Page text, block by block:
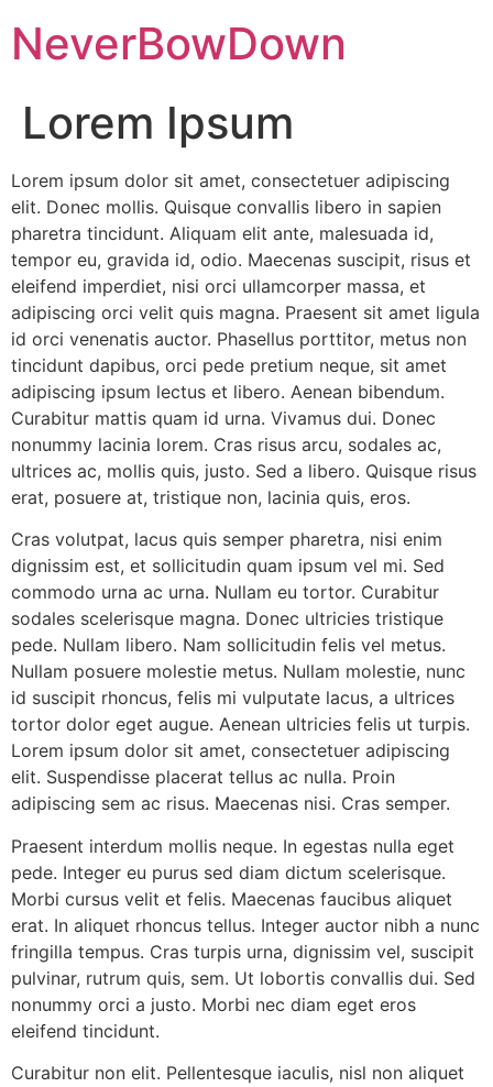
NeverBowDown
Lorem Ipsum
Lorem ipsum dolor sit amet, consectetuer adipiscing
elit. Donec mollis. Quisque convallis libero in sapien
pharetra tincidunt. Aliquam elit ante, malesuada id,
tempor eu, gravida id, odio. Maecenas suscipit, risus et
eleifend imperdiet, nisi orci ullamcorper massa, et
adipiscing orci velit quis magna. Praesent sit amet ligula
id orci venenatis auctor. Phasellus porttitor, metus non
tincidunt dapibus, orci pede pretium neque, sit amet
adipiscing ipsum lectus et libero. Aenean bibendum.
Curabitur mattis quam id urna. Vivamus dui. Donec
nonummy lacinia lorem. Cras risus arcu, sodales ac,
ultrices ac, mollis quis, justo. Sed a libero. Quisque risus
erat, posuere at, tristique non, lacinia quis, eros.
Cras volutpat, lacus quis semper pharetra, nisi enim
dignissim est, et sollicitudin quam ipsum vel mi. Sed
commodo urna ac urna. Nullam eu tortor. Curabitur
sodales scelerisque magna. Donec ultricies tristique
pede. Nullam libero. Nam sollicitudin felis vel metus.
Nullam posuere molestie metus. Nullam molestie, nunc
id suscipit rhoncus, felis mi vulputate lacus, a ultrices
tortor dolor eget augue. Aenean ultricies felis ut turpis.
Lorem ipsum dolor sit amet, consectetuer adipiscing
elit. Suspendisse placerat tellus ac nulla. Proin
adipiscing sem ac risus. Maecenas nisi. Cras semper.
Praesent interdum mollis neque. In egestas nulla eget
pede. Integer eu purus sed diam dictum scelerisque.
Morbi cursus velit et felis. Maecenas faucibus aliquet
erat. In aliquet rhoncus tellus. Integer auctor nibh a nunc
fringilla tempus. Cras turpis urna, dignissim vel, suscipit
pulvinar, rutrum quis, sem. Ut lobortis convallis dui. Sed
nonummy orci a justo. Morbi nec diam eget eros
eleifend tincidunt.
Curabitur non elit. Pellentesque iaculis, nisl non aliquet